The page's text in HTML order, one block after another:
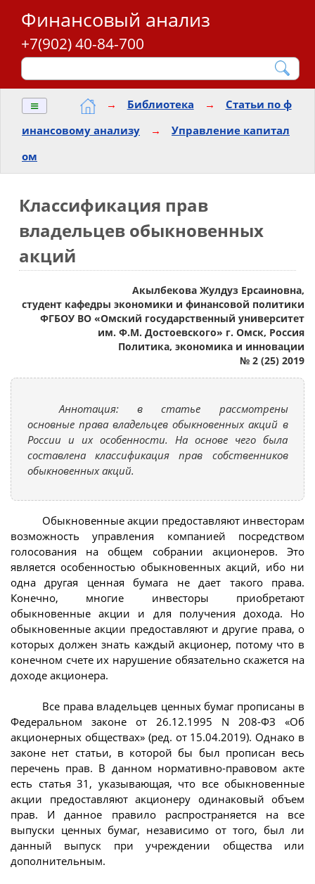
Финансовый анализ
+7(902) 40-84-700
≡ → Библиотека →
Статьи по ф
инансовому анализу
→
Управление капитал
ом
Классификация прав
владельцев обыкновенных
акций
Акылбекова Жулдуз Ерсаиновна,
студент кафедры экономики и финансовой политики
ФГБОУ ВО «Омский государственный университет
им. Ф.М. Достоевского» г. Омск, Россия
Политика, экономика и инновации
№ 2 (25) 2019
Аннотация: в статье рассмотрены
основные права владельцев обыкновенных акций в
России и их особенности. На основе чего была
составлена классификация прав собственников
обыкновенных акций.
Обыкновенные акции предоставляют инвесторам
возможность управления компанией посредством
голосования на общем собрании акционеров. Это
является особенностью обыкновенных акций, ибо ни
одна другая ценная бумага не дает такого права.
Конечно, многие инвесторы приобретают
обыкновенные акции и для получения дохода. Но
обыкновенные акции предоставляют и другие права, о
которых должен знать каждый акционер, потому что в
конечном счете их нарушение обязательно скажется на
доходе акционера.
Все права владельцев ценных бумаг прописаны в
Федеральном законе от 26.12.1995 N 208-ФЗ «Об
акционерных обществах» (ред. от 15.04.2019). Однако в
законе нет статьи, в которой бы был прописан весь
перечень прав. В данном нормативно-правовом акте
есть статья 31, указывающая, что все обыкновенные
акции предоставляют акционеру одинаковый объем
прав. И данное правило распространяется на все
выпуски ценных бумаг, независимо от того, был ли
данный выпуск при учреждении общества или
дополнительным.